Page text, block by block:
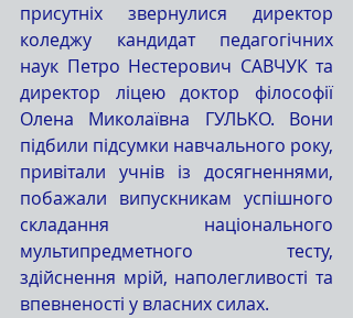
присутніх звернулися директор
коледжу кандидат педагогічних
наук Петро Нестерович САВЧУК та
директор ліцею доктор філософії
Олена Миколаївна ГУЛЬКО. Вони
підбили підсумки навчального року,
привітали учнів із досягненнями,
побажали випускникам успішного
складання національного
мультипредметного тесту,
здійснення мрій, наполегливості та
впевненості у власних силах.